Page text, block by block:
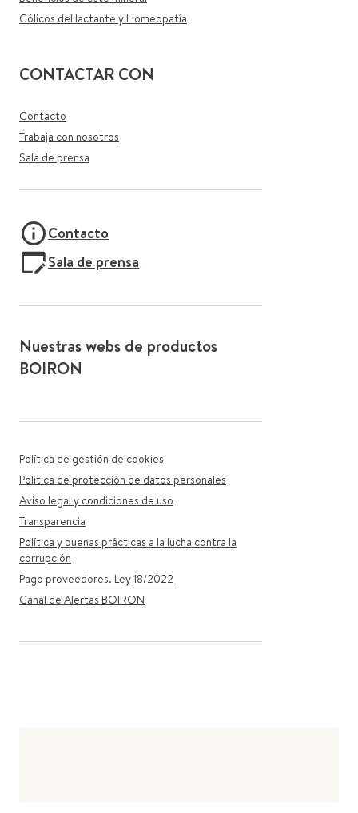
Cólicos del lactante y Homeopatía
CONTACTAR CON
Contacto
Trabaja con nosotros
Sala de prensa
Contacto
Sala de prensa
Nuestras webs de productos
BOIRON
Política de gestión de cookies
Política de protección de datos personales
Aviso legal y condiciones de uso
Transparencia
Política y buenas prácticas a la lucha contra la
corrupción
Pago proveedores. Ley 18/2022
Canal de Alertas BOIRON